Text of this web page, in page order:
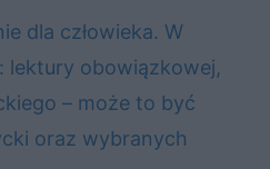
dla człowieka. W
lektury obowiązkowej,
– może to być
oraz wybranych